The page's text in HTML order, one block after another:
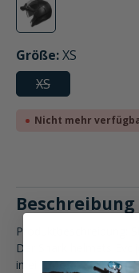
Blank Mat
(Diese Option ist
Größe
auswählen
:XS
XS(Diese Option ist
Nicht mehr
Beschreibung
Produktbeschreibung:
Der Shark helmets
in ei…Mehr